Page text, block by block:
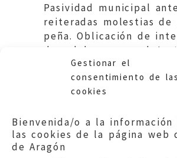
Gestionar el
consentimiento de las
cookies
Bienvenida/o a la información
las cookies de la página web
de Aragón
Pasividad municipal
reiteradas molestias de
peña. Oblicación de
de colaborar con el
Ayuntamiento de Alcañiz.